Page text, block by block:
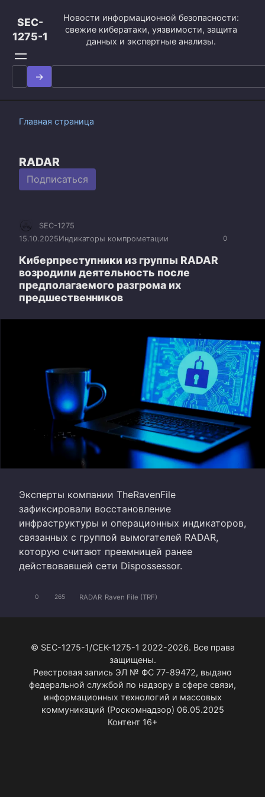
контенту
SEC-
1275-1
Новости информационной безопасности:
свежие кибератаки, уязвимости, защита
данных и экспертные анализы.
Search
for:
Главная страница
RADAR
Подписаться
0
SEC-1275
15.10.2025Индикаторы компрометации
Киберпреступники из группы RADAR
возродили деятельность после
предполагаемого разгрома их
предшественников
Эксперты компании TheRavenFile
зафиксировали восстановление
инфраструктуры и операционных индикаторов,
связанных с группой вымогателей RADAR,
которую считают преемницей ранее
действовавшей сети Dispossessor.
0 265 RADAR Raven File (TRF)
© SEC-1275-1/СЕК-1275-1 2022-2026. Все права
защищены.
Реестровая запись ЭЛ № ФС 77-89472, выдано
федеральной службой по надзору в сфере связи,
информационных технологий и массовых
коммуникаций (Роскомнадзор) 06.05.2025
Контент 16+